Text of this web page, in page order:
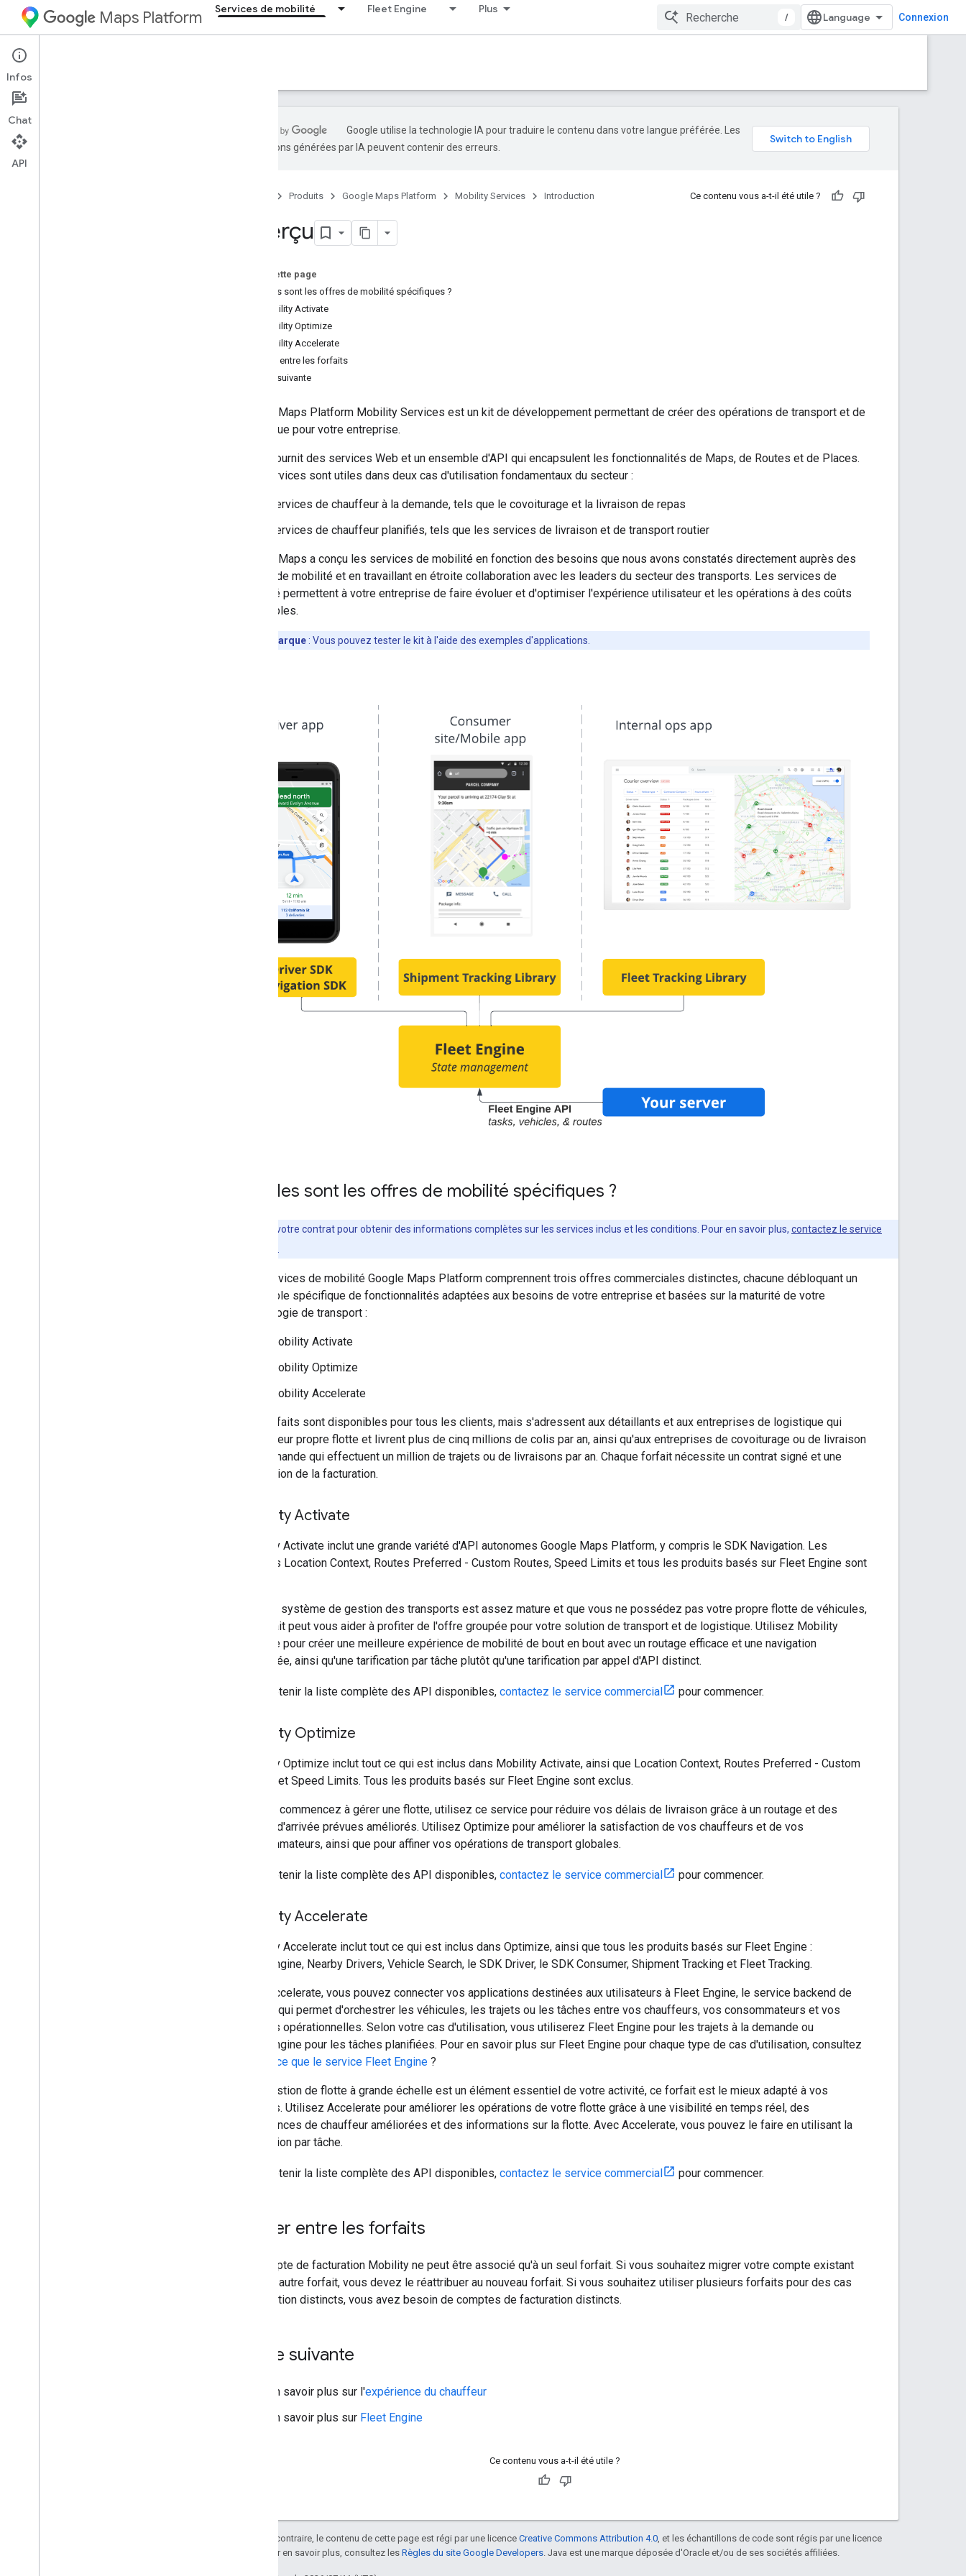
Maps Platform Services de mobilité Fleet Engine Plus
/ Connexion
Mobility Services
Présentation
Google utilise la technologie IA pour traduire le contenu dans votre langue préférée. Les
traductions générées par IA peuvent contenir des erreurs.
Produits Google Maps Platform Mobility Services Introduction Ce contenu vous a-t-il été utile ?
Aperçu
Sur cette page
Quelles sont les offres de mobilité spécifiques ?
Mobility Activate
Mobility Optimize
Mobility Accelerate
Migrer entre les forfaits
Étape suivante
Google Maps Platform Mobility Services est un kit de développement permettant de créer des opérations de transport et de
logistique pour votre entreprise.
Ce kit fournit des services Web et un ensemble d'API qui encapsulent les fonctionnalités de Maps, de Routes et de Places.
Ces services sont utiles dans deux cas d'utilisation fondamentaux du secteur :
Services de chauffeur à la demande, tels que le covoiturage et la livraison de repas
Services de chauffeur planifiés, tels que les services de livraison et de transport routier
Google Maps a conçu les services de mobilité en fonction des besoins que nous avons constatés directement auprès des
clients de mobilité et en travaillant en étroite collaboration avec les leaders du secteur des transports. Les services de
mobilité permettent à votre entreprise de faire évoluer et d'optimiser l'expérience utilisateur et les opérations à des coûts
prévisibles.
Remarque : Vous pouvez tester le kit à l'aide des exemples d'applications.
Quelles sont les offres de mobilité spécifiques ?
Consultez votre contrat pour obtenir des informations complètes sur les services inclus et les conditions. Pour en savoir plus, contactez le service
.
Les services de mobilité Google Maps Platform comprennent trois offres commerciales distinctes, chacune débloquant un
ensemble spécifique de fonctionnalités adaptées aux besoins de votre entreprise et basées sur la maturité de votre
technologie de transport :
Mobility Activate
Mobility Optimize
Mobility Accelerate
Ces forfaits sont disponibles pour tous les clients, mais s'adressent aux détaillants et aux entreprises de logistique qui
gèrent leur propre flotte et livrent plus de cinq millions de colis par an, ainsi qu'aux entreprises de covoiturage ou de livraison
à la demande qui effectuent un million de trajets ou de livraisons par an. Chaque forfait nécessite un contrat signé et une
intégration de la facturation.
Mobility Activate
Mobility Activate inclut une grande variété d'API autonomes Google Maps Platform, y compris le SDK Navigation. Les
produits Location Context, Routes Preferred - Custom Routes, Speed Limits et tous les produits basés sur Fleet Engine sont
Si votre système de gestion des transports est assez mature et que vous ne possédez pas votre propre flotte de véhicules,
ce forfait peut vous aider à profiter de l'offre groupée pour votre solution de transport et de logistique. Utilisez Mobility
Activate pour créer une meilleure expérience de mobilité de bout en bout avec un routage efficace et une navigation
améliorée, ainsi qu'une tarification par tâche plutôt qu'une tarification par appel d'API distinct.
Pour obtenir la liste complète des API disponibles, contactez le service commercial pour commencer.
Mobility Optimize
Mobility Optimize inclut tout ce qui est inclus dans Mobility Activate, ainsi que Location Context, Routes Preferred - Custom
Routes et Speed Limits. Tous les produits basés sur Fleet Engine sont exclus.
Si vous commencez à gérer une flotte, utilisez ce service pour réduire vos délais de livraison grâce à un routage et des
heures d'arrivée prévues améliorés. Utilisez Optimize pour améliorer la satisfaction de vos chauffeurs et de vos
consommateurs, ainsi que pour affiner vos opérations de transport globales.
Pour obtenir la liste complète des API disponibles, contactez le service commercial pour commencer.
Mobility Accelerate
Mobility Accelerate inclut tout ce qui est inclus dans Optimize, ainsi que tous les produits basés sur Fleet Engine :
Fleet Engine, Nearby Drivers, Vehicle Search, le SDK Driver, le SDK Consumer, Shipment Tracking et Fleet Tracking.
Avec Accelerate, vous pouvez connecter vos applications destinées aux utilisateurs à Fleet Engine, le service backend de
Google qui permet d'orchestrer les véhicules, les trajets ou les tâches entre vos chauffeurs, vos consommateurs et vos
équipes opérationnelles. Selon votre cas d'utilisation, vous utiliserez Fleet Engine pour les trajets à la demande ou
Fleet Engine pour les tâches planifiées. Pour en savoir plus sur Fleet Engine pour chaque type de cas d'utilisation, consultez
Qu'est-ce que le service Fleet Engine ?
Si la gestion de flotte à grande échelle est un élément essentiel de votre activité, ce forfait est le mieux adapté à vos
besoins. Utilisez Accelerate pour améliorer les opérations de votre flotte grâce à une visibilité en temps réel, des
expériences de chauffeur améliorées et des informations sur la flotte. Avec Accelerate, vous pouvez le faire en utilisant la
tarification par tâche.
Pour obtenir la liste complète des API disponibles, contactez le service commercial pour commencer.
Migrer entre les forfaits
Un compte de facturation Mobility ne peut être associé qu'à un seul forfait. Si vous souhaitez migrer votre compte existant
vers un autre forfait, vous devez le réattribuer au nouveau forfait. Si vous souhaitez utiliser plusieurs forfaits pour des cas
d'utilisation distincts, vous avez besoin de comptes de facturation distincts.
Étape suivante
En savoir plus sur l'expérience du chauffeur
En savoir plus sur Fleet Engine
Ce contenu vous a-t-il été utile ?
Sauf indication contraire, le contenu de cette page est régi par une licence Creative Commons Attribution 4.0, et les échantillons de code sont régis par une licence
. Pour en savoir plus, consultez les Règles du site Google Developers. Java est une marque déposée d'Oracle et/ou de ses sociétés affiliées.
Infos
Chat
API